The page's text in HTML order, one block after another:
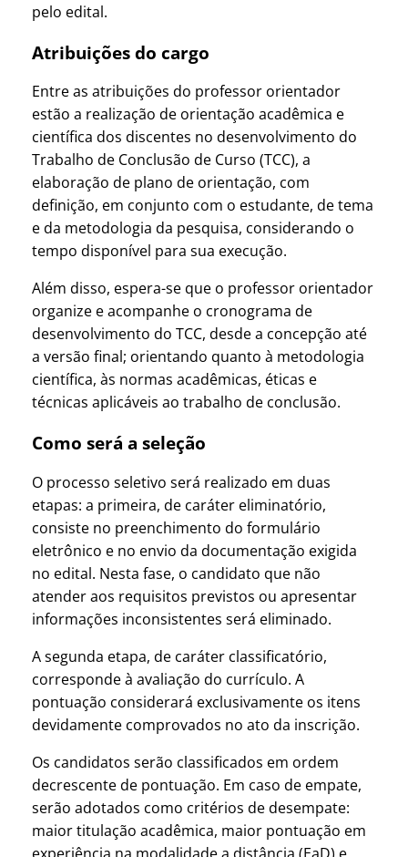
pelo edital.
Atribuições do cargo
Entre as atribuições do professor orientador
estão a realização de orientação acadêmica e
científica dos discentes no desenvolvimento do
Trabalho de Conclusão de Curso (TCC), a
elaboração de plano de orientação, com
definição, em conjunto com o estudante, de tema
e da metodologia da pesquisa, considerando o
tempo disponível para sua execução.
Além disso, espera-se que o professor orientador
organize e acompanhe o cronograma de
desenvolvimento do TCC, desde a concepção até
a versão final; orientando quanto à metodologia
científica, às normas acadêmicas, éticas e
técnicas aplicáveis ao trabalho de conclusão.
Como será a seleção
O processo seletivo será realizado em duas
etapas: a primeira, de caráter eliminatório,
consiste no preenchimento do formulário
eletrônico e no envio da documentação exigida
no edital. Nesta fase, o candidato que não
atender aos requisitos previstos ou apresentar
informações inconsistentes será eliminado.
A segunda etapa, de caráter classificatório,
corresponde à avaliação do currículo. A
pontuação considerará exclusivamente os itens
devidamente comprovados no ato da inscrição.
Os candidatos serão classificados em ordem
decrescente de pontuação. Em caso de empate,
serão adotados como critérios de desempate:
maior titulação acadêmica, maior pontuação em